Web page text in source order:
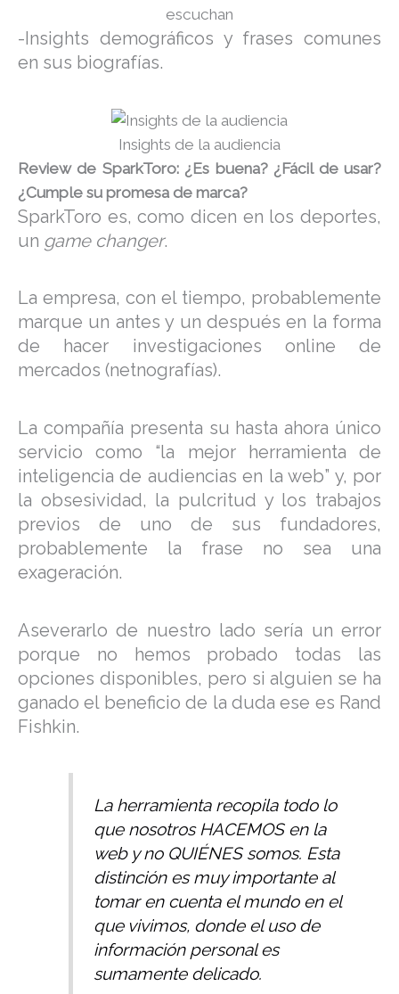
escuchan
-Insights demográficos y frases comunes
en sus biografías.
Insights de la audiencia
Review de SparkToro: ¿Es buena? ¿Fácil de usar?
¿Cumple su promesa de marca?
SparkToro es, como dicen en los deportes,
un game changer.
La empresa, con el tiempo, probablemente
marque un antes y un después en la forma
de hacer investigaciones online de
mercados (netnografías).
La compañía presenta su hasta ahora único
servicio como “la mejor herramienta de
inteligencia de audiencias en la web” y, por
la obsesividad, la pulcritud y los trabajos
previos de uno de sus fundadores,
probablemente la frase no sea una
exageración.
Aseverarlo de nuestro lado sería un error
porque no hemos probado todas las
opciones disponibles, pero si alguien se ha
ganado el beneficio de la duda ese es Rand
Fishkin.
La herramienta recopila todo lo
que nosotros HACEMOS en la
web y no QUIÉNES somos. Esta
distinción es muy importante al
tomar en cuenta el mundo en el
que vivimos, donde el uso de
información personal es
sumamente delicado.